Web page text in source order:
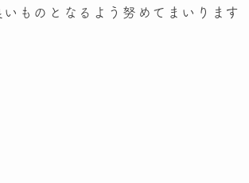
ものとなるよう努めてまいります